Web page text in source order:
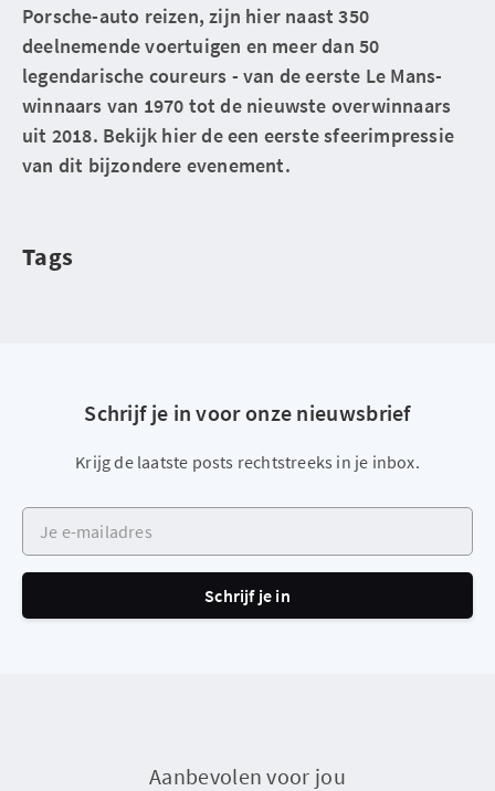
Porsche-auto reizen, zijn hier naast 350
deelnemende voertuigen en meer dan 50
legendarische coureurs - van de eerste Le Mans-
winnaars van 1970 tot de nieuwste overwinnaars
uit 2018. Bekijk hier de een eerste sfeerimpressie
van dit bijzondere evenement.
Tags
Schrijf je in voor onze nieuwsbrief
Krijg de laatste posts rechtstreeks in je inbox.
Je e-mailadres
Schrijf je in
Aanbevolen voor jou